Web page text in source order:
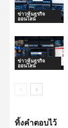
ข่าวหุ้นธุรกิจ
ออนไลน์
ข่าวหุ้นธุรกิจ
ออนไลน์
ทิ้งคำตอบไว้